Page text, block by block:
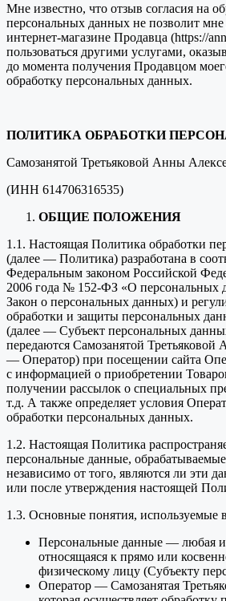
Мне известно, что отзыв согласия на
персональных данных не позволит мне
интернет-магазине Продавца (https://
пользоваться другими услугами,
до момента получения Продавцом
обработку персональных данных.
ПОЛИТИКА ОБРАБОТКИ
Самозанятой Третьяковой Анны
(ИНН 614706316535)
ОБЩИЕ ПОЛОЖЕНИЯ
1.1. Настоящая Политика обработки
(далее — Политика) разработана в
Федеральным законом Российской
2006 года № 152-ФЗ «О персональных
Закон о персональных данных) и
обработки и защиты персональных
(далее — Субъект персональных
передаются Самозанятой Третьяковой
— Оператор) при посещении сайта
с информацией о приобретении
получении рассылок о специальных
т.д. А также определяет условия
обработки персональных данных.
1.2. Настоящая Политика
персональные данные,
независимо от того, являются ли эти
или после утверждения настоящей
1.3. Основные понятия, используемые
Персональные данные — любая
относящаяся к прямо или
физическому лицу (Субъекту
Оператор — Самозанятая